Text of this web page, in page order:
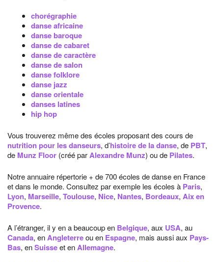
chorégraphie
danse africaine
danse baroque
danse de cabaret
danse de caractère
danse de salon
danse folklore
danse jazz
danse orientale
danses latines
hip hop
Vous trouverez même des écoles proposant des cours de
nutrition pour les danseurs, d’histoire de la danse, de PBT,
de Munz Floor (créé parAlexandre Munz) ou de Pilates.
Notre annuaire répertorie + de 700 écoles de danse en France
et dans le monde. Consultez par exemple les écoles à Paris,
Lyon, Marseille, Toulouse, Nice, Nantes, Bordeaux, Aix en
Provence.
A l’étranger, il y en a beaucoup en Belgique, aux USA, au
Canada, enAngleterreou en Espagne, mais aussi aux Pays-
Bas, enSuisseet enAllemagne.